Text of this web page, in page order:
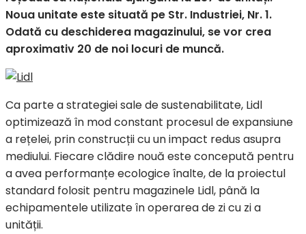
Noua unitate este situată pe Str. Industriei, Nr. 1.
Odată cu deschiderea magazinului, se vor crea
aproximativ 20 de noi locuri de muncă.
Ca parte a strategiei sale de sustenabilitate, Lidl
optimizează în mod constant procesul de expansiune
a rețelei, prin construcții cu un impact redus asupra
mediului. Fiecare clădire nouă este concepută pentru
a avea performanțe ecologice înalte, de la proiectul
standard folosit pentru magazinele Lidl, până la
echipamentele utilizate în operarea de zi cu zi a
unității.